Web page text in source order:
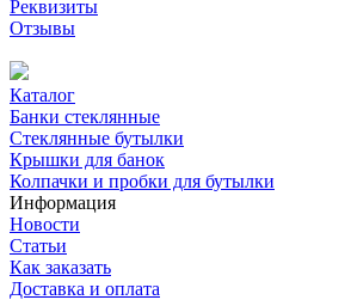
Реквизиты
Отзывы
Каталог
Банки стеклянные
Стеклянные бутылки
Крышки для банок
Колпачки и пробки для бутылки
Информация
Новости
Статьи
Как заказать
Доставка и оплата